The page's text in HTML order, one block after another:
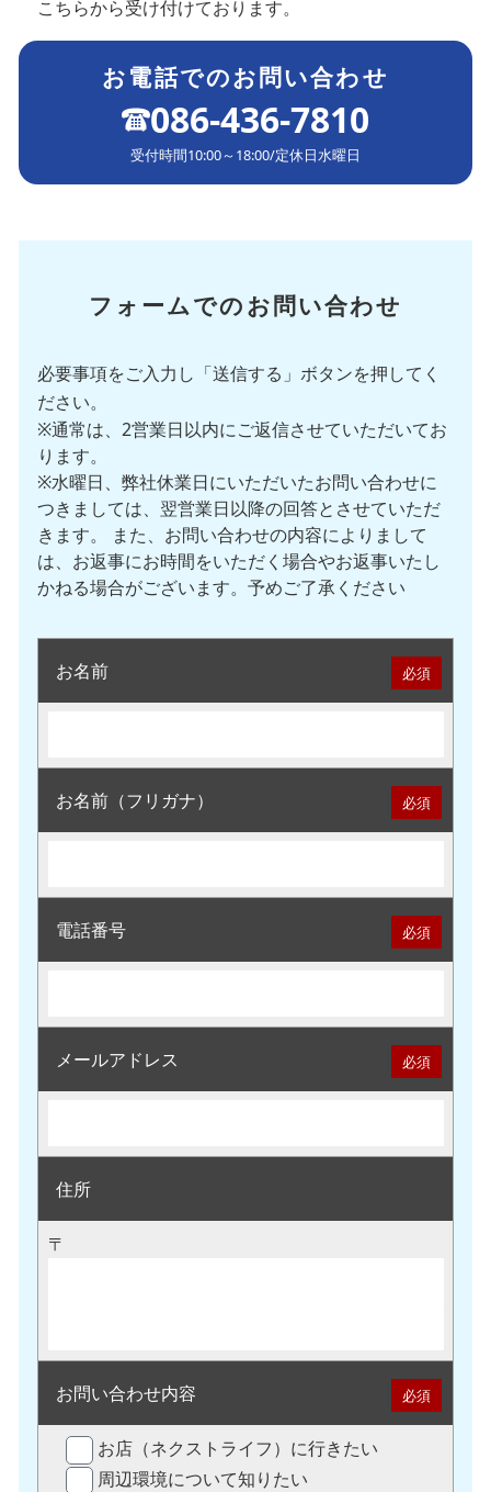
こちらから受け付けております。
お電話でのお問い合わせ
086-436-7810
受付時間10:00～18:00/定休日水曜日
フォームでのお問い合わせ
必要事項をご入力し「送信する」ボタンを押してく
ださい。
※通常は、2営業日以内にご返信させていただいてお
ります。
※水曜日、弊社休業日にいただいたお問い合わせに
つきましては、翌営業日以降の回答とさせていただ
きます。 また、お問い合わせの内容によりまして
は、お返事にお時間をいただく場合やお返事いたし
かねる場合がございます。予めご了承ください
お名前 必須
お名前（フリガナ） 必須
電話番号 必須
メールアドレス 必須
住所
〒
お問い合わせ内容 必須
お店（ネクストライフ）に行きたい
周辺環境について知りたい